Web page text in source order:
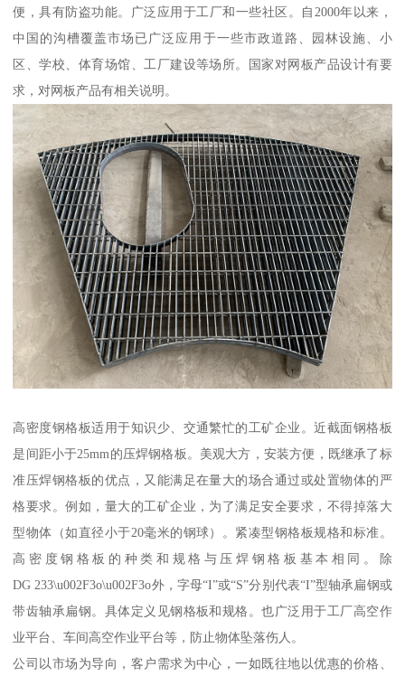
便，具有防盗功能。广泛应用于工厂和一些社区。自2000年以来，
中国的沟槽覆盖市场已广泛应用于一些市政道路、园林设施、小
区、学校、体育场馆、工厂建设等场所。国家对网板产品设计有要
求，对网板产品有相关说明。
高密度钢格板适用于知识少、交通繁忙的工矿企业。近截面钢格板
是间距小于25mm的压焊钢格板。美观大方，安装方便，既继承了标
准压焊钢格板的优点，又能满足在量大的场合通过或处置物体的严
格要求。例如，量大的工矿企业，为了满足安全要求，不得掉落大
型物体（如直径小于20毫米的钢球）。紧凑型钢格板规格和标准。
高密度钢格板的种类和规格与压焊钢格板基本相同。除
DG 233\u002F3o\u002F3o外，字母“I”或“S”分别代表“I”型轴承扁钢或
带齿轴承扁钢。具体定义见钢格板和规格。也广泛用于工厂高空作
业平台、车间高空作业平台等，防止物体坠落伤人。
公司以市场为导向，客户需求为中心，一如既往地以优惠的价格、